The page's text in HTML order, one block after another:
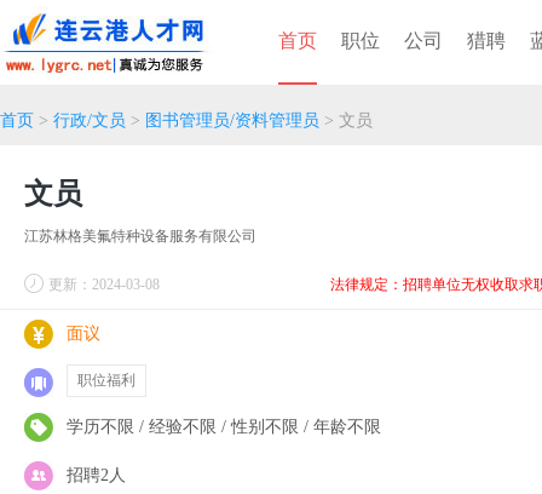
首页 职位 公司 猎聘
首页 > 行政/文员 > 图书管理员/资料管理员 > 文员
文员
江苏林格美氟特种设备服务有限公司
更新：2024-03-08 法律规定：招聘单位无权收取求
面议
职位福利
学历不限 / 经验不限 / 性别不限 / 年龄不限
招聘2人